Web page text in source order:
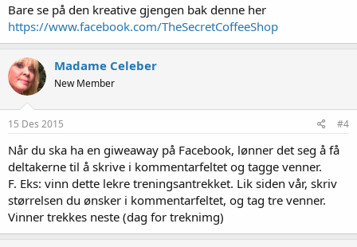
Bare se på den kreative gjengen bak denne her
https://www.facebook.com/TheSecretCoffeeShop
Madame Celeber
New Member
15 Des 2015 #4
Når du ska ha en giweaway på Facebook, lønner det seg å få
deltakerne til å skrive i kommentarfeltet og tagge venner.
F. Eks: vinn dette lekre treningsantrekket. Lik siden vår, skriv
størrelsen du ønsker i kommentarfeltet, og tag tre venner.
Vinner trekkes neste (dag for treknimg)